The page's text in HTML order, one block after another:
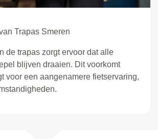
Trapas Smeren
de trapas zorgt ervoor dat alle
blijven draaien. Dit voorkomt
voor een aangenamere fietservaring,